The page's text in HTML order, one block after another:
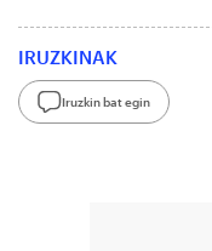
IRUZKINAK
Iruzkin bat egin